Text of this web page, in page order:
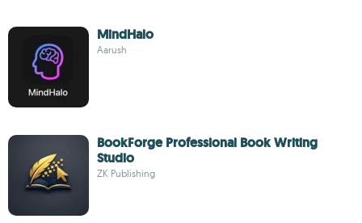
MindHalo
Aarush
BookForge Professional Book Writing
Studio
ZK Publishing